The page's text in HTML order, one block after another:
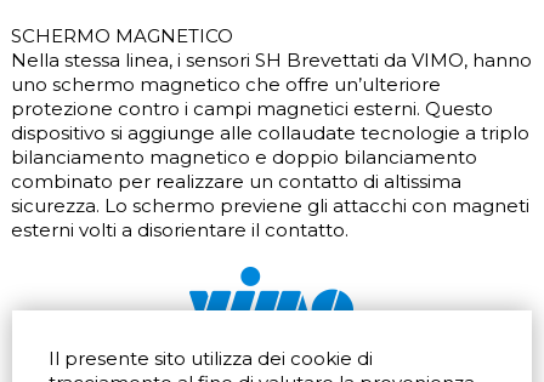
Il presente sito utilizza dei cookie di
SCHERMO MAGNETICO
Nella stessa linea, i sensori SH Brevettati da VIMO, hanno
uno schermo magnetico che offre un’ulteriore
protezione contro i campi magnetici esterni. Questo
dispositivo si aggiunge alle collaudate tecnologie a triplo
bilanciamento magnetico e doppio bilanciamento
combinato per realizzare un contatto di altissima
sicurezza. Lo schermo previene gli attacchi con magneti
esterni volti a disorientare il contatto.
Via dell'artigianato 32Q
Tel. +39 039 672520